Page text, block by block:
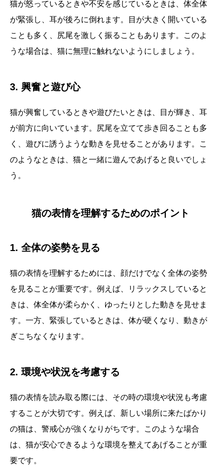
猫が怒っているときや不安を感じているときは、体全体
が緊張し、耳が後ろに倒れます。目が大きく開いている
ことも多く、尻尾を激しく振ることもあります。このよ
うな場合は、猫に無理に触れないようにしましょう。
3. 興奮と遊び心
猫が興奮しているときや遊びたいときは、目が輝き、耳
が前方に向いています。尻尾を立てて歩き回ることも多
く、遊びに誘うような動きを見せることがあります。こ
のようなときは、猫と一緒に遊んであげると良いでしょ
う。
猫の表情を理解するためのポイント
1. 全体の姿勢を見る
猫の表情を理解するためには、顔だけでなく全体の姿勢
を見ることが重要です。例えば、リラックスしていると
きは、体全体が柔らかく、ゆったりとした動きを見せま
す。一方、緊張しているときは、体が硬くなり、動きが
ぎこちなくなります。
2. 環境や状況を考慮する
猫の表情を読み取る際には、その時の環境や状況も考慮
することが大切です。例えば、新しい場所に来たばかり
の猫は、警戒心が強くなりがちです。このような場合
は、猫が安心できるような環境を整えてあげることが重
要です。